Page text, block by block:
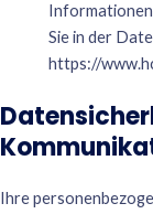
Sie in der
https://
Ihre